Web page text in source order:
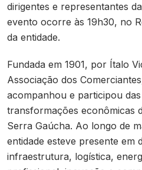
dirigentes e representantes
evento ocorre às 19h30, no
da entidade.
Fundada em 1901, por Ítalo
Associação dos
acompanhou e participou
transformações econômicas
Serra Gaúcha. Ao longo de
entidade esteve presente em
infraestrutura, logística,